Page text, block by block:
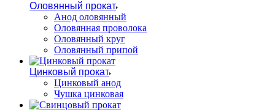
Оловянный прокат
Анод оловянный
Оловянная проволока
Оловянный круг
Оловянный припой
Цинковый прокат
Цинковый анод
Чушка цинковая